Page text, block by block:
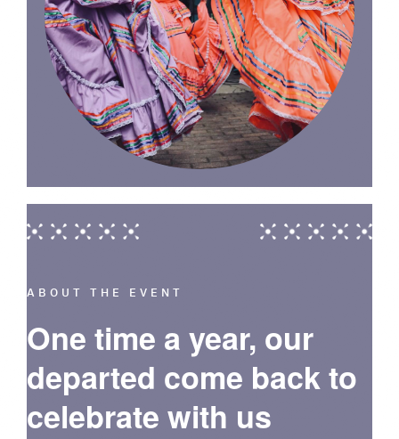
ABOUT THE EVENT
One time a year, our
departed come back to
celebrate with us